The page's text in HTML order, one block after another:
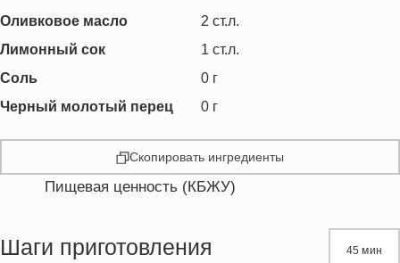
Оливковое масло
2 ст.л.
Лимонный сок
1 ст.л.
Соль
0 г
Черный молотый перец
0 г
Скопировать ингредиенты
Пищевая ценность (КБЖУ)
Жиры
Шаги приготовления 45 мин